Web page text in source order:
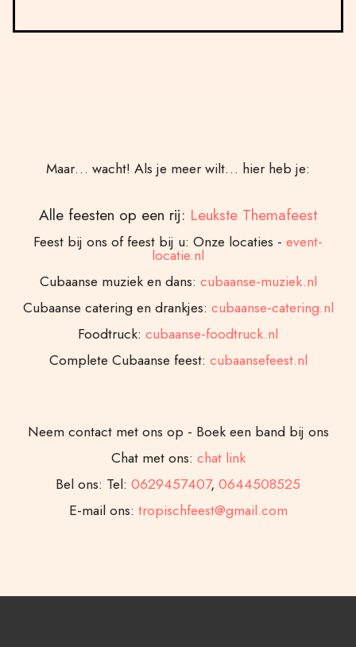
Maar… wacht! Als je meer wilt… hier heb je:
Alle feesten op een rij: Leukste Themafeest
Feest bij ons of feest bij u: Onze locaties - event-
locatie.nl
Cubaanse muziek en dans: cubaanse-muziek.nl
Cubaanse catering en drankjes: cubaanse-catering.nl
Foodtruck: cubaanse-foodtruck.nl
Complete Cubaanse feest: cubaansefeest.nl
Neem contact met ons op - Boek een band bij ons
Chat met ons: chat link
Bel ons: Tel: 0629457407, 0644508525
E-mail ons: tropischfeest@gmail.com